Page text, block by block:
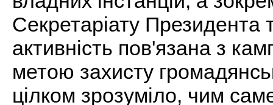
Секретаріату
активність пов'язана з
метою захисту
цілком зрозуміло, чим